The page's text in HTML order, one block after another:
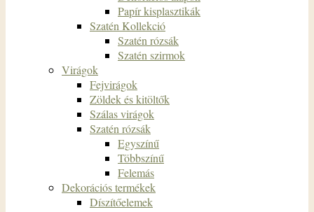
Papír kisplasztikák
Szatén Kollekció
Szatén rózsák
Szatén szirmok
Virágok
Fejvirágok
Zöldek és kitöltők
Szálas virágok
Szatén rózsák
Egyszínű
Többszínű
Felemás
Dekorációs termékek
Díszítőelemek